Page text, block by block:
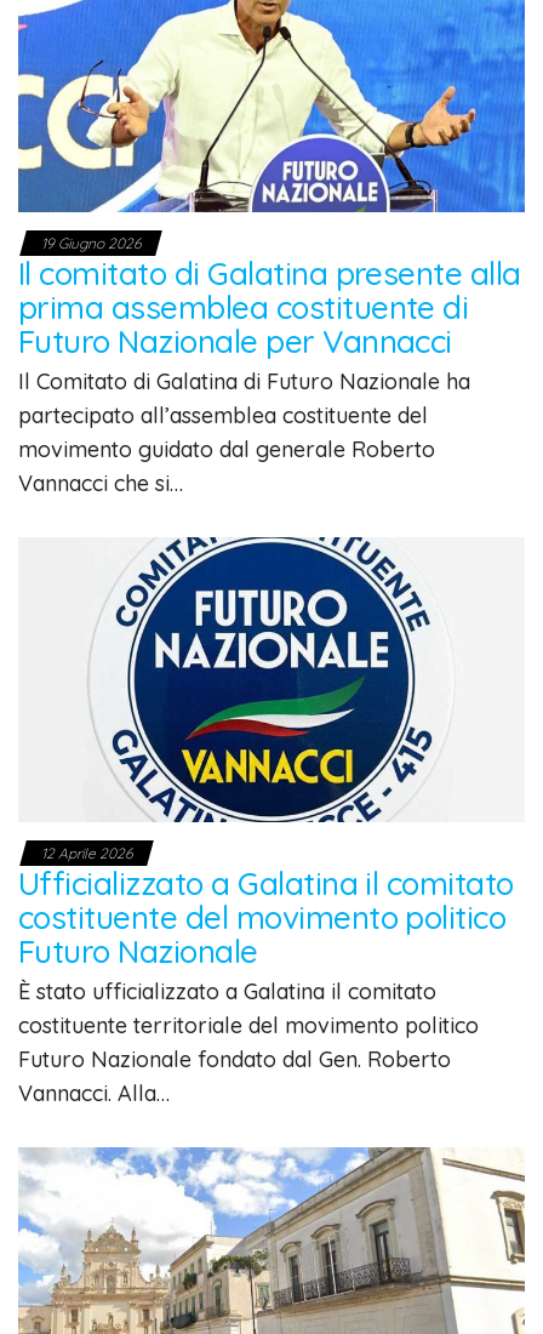
19 Giugno 2026
Il comitato di Galatina presente alla
prima assemblea costituente di
Futuro Nazionale per Vannacci
Il Comitato di Galatina di Futuro Nazionale ha
partecipato all’assemblea costituente del
movimento guidato dal generale Roberto
Vannacci che si…
12 Aprile 2026
Ufficializzato a Galatina il comitato
costituente del movimento politico
Futuro Nazionale
È stato ufficializzato a Galatina il comitato
costituente territoriale del movimento politico
Futuro Nazionale fondato dal Gen. Roberto
Vannacci. Alla…